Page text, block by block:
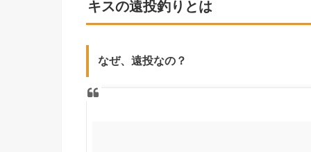
キスの遠投釣りとは
なぜ、遠投なの？